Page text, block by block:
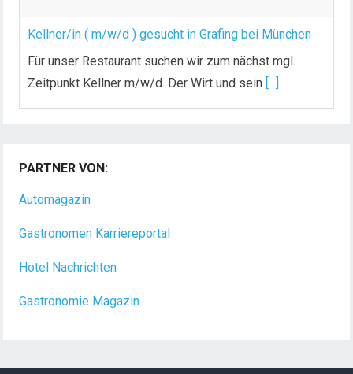
Kellner/in ( m/w/d ) gesucht in Grafing bei München
Für unser Restaurant suchen wir zum nächst mgl.
Zeitpunkt Kellner m/w/d. Der Wirt und sein [...]
Dein Arbeitsplatz mit Urlaubsfeeling Chef de Rang
(m/w/d) Du bist Gastgeber aus Leidenschaft und
PARTNER VON:
Automagazin
Gastronomen Karriereportal
Hotel Nachrichten
Gastronomie Magazin